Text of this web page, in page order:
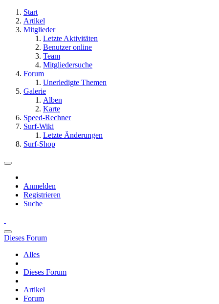
Start
Artikel
Mitglieder
Letzte Aktivitäten
Benutzer online
Team
Mitgliedersuche
Forum
Unerledigte Themen
Galerie
Alben
Karte
Speed-Rechner
Surf-Wiki
Letzte Änderungen
Surf-Shop
Anmelden
Registrieren
Suche
Dieses Forum
Alles
Dieses Forum
Artikel
Forum